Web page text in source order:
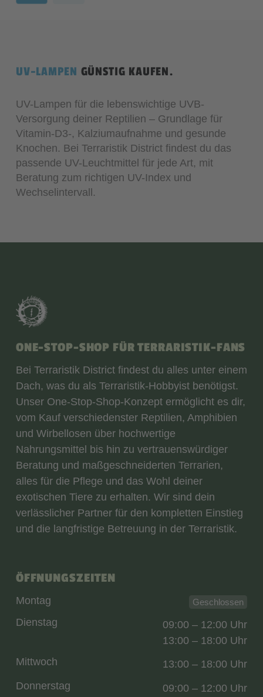
UV-LAMPEN GÜNSTIG KAUFEN.
UV-Lampen für die lebenswichtige UVB-
Versorgung deiner Reptilien – Grundlage für
Vitamin-D3-, Kalziumaufnahme und gesunde
Knochen. Bei Terraristik District findest du das
passende UV-Leuchtmittel für jede Art, mit
Beratung zum richtigen UV-Index und
Wechselintervall.
ONE-STOP-SHOP FÜR TERRARISTIK-FANS
Bei Terraristik District findest du alles unter einem
Dach, was du als Terraristik-Hobbyist benötigst.
Unser One-Stop-Shop-Konzept ermöglicht es dir,
vom Kauf verschiedenster Reptilien, Amphibien
und Wirbellosen über hochwertige
Nahrungsmittel bis hin zu vertrauenswürdiger
Beratung und maßgeschneiderten Terrarien,
alles für die Pflege und das Wohl deiner
exotischen Tiere zu erhalten. Wir sind dein
verlässlicher Partner für den kompletten Einstieg
und die langfristige Betreuung in der Terraristik.
ÖFFNUNGSZEITEN
Montag Geschlossen
Dienstag
09:00 – 12:00 Uhr
13:00 – 18:00 Uhr
Mittwoch
13:00 – 18:00 Uhr
Donnerstag
09:00 – 12:00 Uhr